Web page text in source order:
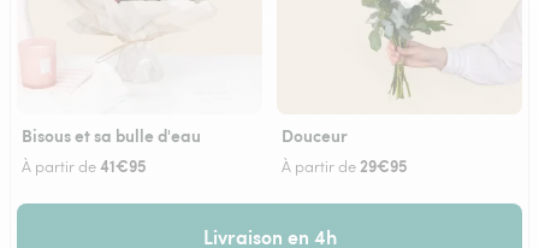
Bisous et sa bulle d'eau
À partir de41€95
Douceur
À partir de29€95
Livraison en 4h